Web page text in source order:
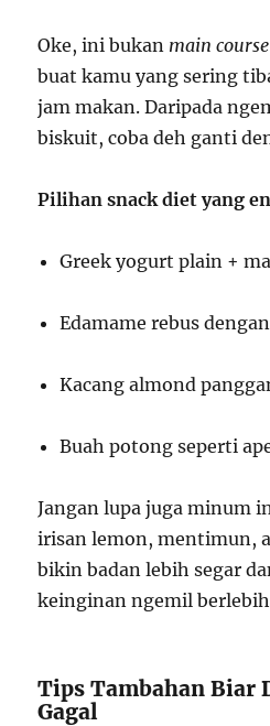
Oke, ini bukan main course
buat kamu yang sering
jam makan. Daripada
biskuit, coba deh ganti
Pilihan snack diet yang
Greek yogurt plain +
Edamame rebus
Kacang almond
Buah potong seperti
Jangan lupa juga minum
irisan lemon, mentimun,
bikin badan lebih segar
keinginan ngemil
Tips Tambahan Biar
Gagal